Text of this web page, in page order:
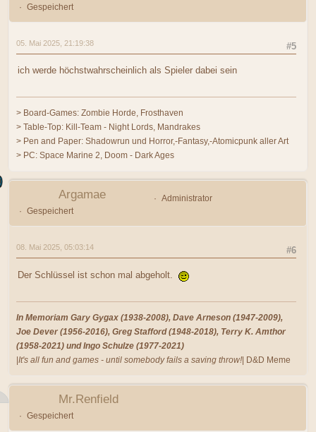
Gespeichert
#5
05. Mai 2025, 21:19:38
ich werde höchstwahrscheinlich als Spieler dabei sein
> Board-Games: Zombie Horde, Frosthaven
> Table-Top: Kill-Team - Night Lords, Mandrakes
> Pen and Paper: Shadowrun und Horror,-Fantasy,-Atomicpunk aller Art
> PC: Space Marine 2, Doom - Dark Ages
Argamae
Administrator
Gespeichert
#6
08. Mai 2025, 05:03:14
Der Schlüssel ist schon mal abgeholt.
In Memoriam Gary Gygax (1938-2008), Dave Arneson (1947-2009),
Joe Dever (1956-2016), Greg Stafford (1948-2018), Terry K. Amthor
(1958-2021) und Ingo Schulze (1977-2021)
It's all fun and games - until somebody fails a saving throw! | D&D Meme
Mr.Renfield
Gespeichert